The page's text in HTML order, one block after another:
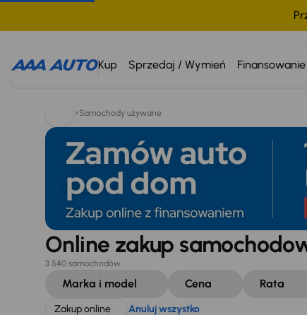
Kup Sprzedaj / Wymień Finansowanie
Szukam: Anuluj wszystko
Samochody używane
Online zakup
3 540 samochodów
Marka i model Cena Rata
Zakup online Anuluj wszystko